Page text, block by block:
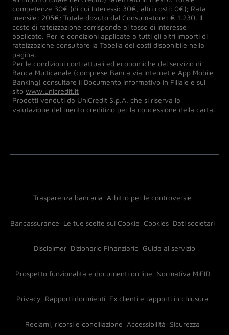
competenze 30€ (di cui Interessi: 30€, altri costi: 0€); Rata
mensile: 205€; Totale dovuto dal Consumatore: € 1.230. Il
costo di rateizzazione corrisponde al tasso di interesse
applicato. Per le condizioni applicate a tutti gli altri importi di
rateizzazione consultare la Tabella dei costi disponibile nella
pagina.
Per le condizioni contrattuali ed economiche del servizio di
Banca Multicanale (comprese Banca via Internet e App Mobile
Banking) consultare il Documento Informativo in Filiale e sul
sito www.unicredit.it
Prodotti venduti da UniCredit S.p.A. che si riserva la
valutazione del merito creditizio per la concessione della carta.
Trasparenza bancaria Arbitro per le controversie
Bancassurance Le tue scelte sui Cookie Cookies Dati societari
Disclaimer Dizionario Finanziario Guida al servizio
Prospetto funzionalità e documenti on line Normativa MiFID
Privacy Rapporti dormienti Ex clienti e rapporti in chiusura
Reclami, ricorsi e conciliazione Accessibilità Sicurezza